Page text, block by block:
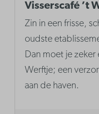
Visserscafé ’t
Zin in een frisse,
oudste
Dan moet je zeker
Werftje; een
aan de haven.